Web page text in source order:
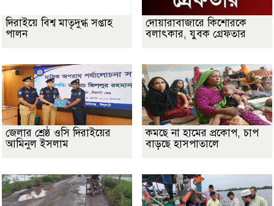
দিরাইয়ে বিশ্ব মাতৃদুগ্ধ সপ্তাহ
পালন
দোয়ারাবাজারে কিশোরকে
বলাৎকার, যুবক গ্রেফতার
জেলার শ্রেষ্ঠ ওসি দিরাইয়ের
আমিনুল ইসলাম
কমছে না হামের প্রকোপ, চাপ
বাড়ছে হাসপাতালে